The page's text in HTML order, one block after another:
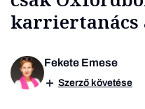
karriertanács
Fekete Emese
Szerző követése